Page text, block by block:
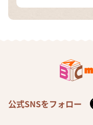
公式SNSをフォロー